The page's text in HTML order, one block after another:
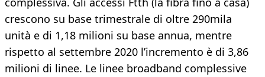
crescono su base trimestrale di oltre 290mila
unità e di 1,18 milioni su base annua, mentre
rispetto al settembre 2020 l’incremento è di 3,86
milioni di linee. Le linee broadband complessive